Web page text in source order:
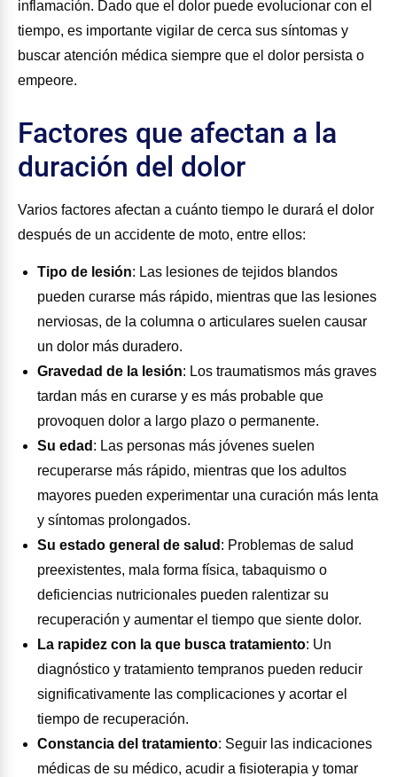
inflamación. Dado que el dolor puede evolucionar con el
tiempo, es importante vigilar de cerca sus síntomas y
buscar atención médica siempre que el dolor persista o
empeore.
Factores que afectan a la
duración del dolor
Varios factores afectan a cuánto tiempo le durará el dolor
después de un accidente de moto, entre ellos:
Tipo de lesión: Las lesiones de tejidos blandos
pueden curarse más rápido, mientras que las lesiones
nerviosas, de la columna o articulares suelen causar
un dolor más duradero.
Gravedad de la lesión: Los traumatismos más graves
tardan más en curarse y es más probable que
provoquen dolor a largo plazo o permanente.
Su edad : Las personas más jóvenes suelen
recuperarse más rápido, mientras que los adultos
mayores pueden experimentar una curación más lenta
y síntomas prolongados.
Su estado general de salud : Problemas de salud
preexistentes, mala forma física, tabaquismo o
deficiencias nutricionales pueden ralentizar su
recuperación y aumentar el tiempo que siente dolor.
La rapidez con la que busca tratamiento: Un
diagnóstico y tratamiento tempranos pueden reducir
significativamente las complicaciones y acortar el
tiempo de recuperación.
Constancia del tratamiento: Seguir las indicaciones
médicas de su médico, acudir a fisioterapia y tomar